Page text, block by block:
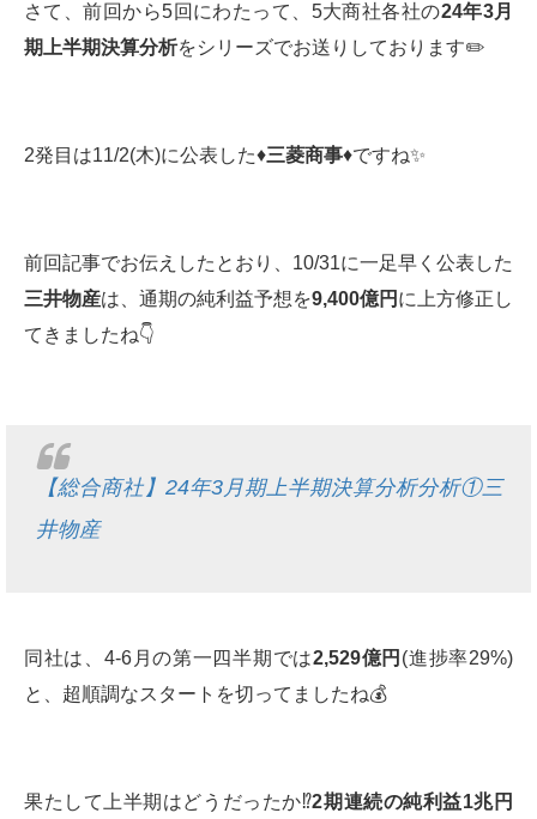
さて、前回から5回にわたって、5大商社各社の24年3月
期上半期決算分析をシリーズでお送りしております✏️
2発目は11/2(木)に公表した♦️三菱商事♦️ですね✨
前回記事でお伝えしたとおり、10/31に一足早く公表した
三井物産は、通期の純利益予想を9,400億円 に上方修正し
てきましたね👇
【総合商社】24年3月期上半期決算分析分析①三
井物産
同社は、4-6月の第一四半期では2,529億円 (進捗率29%)
と、超順調なスタートを切ってましたね💰
果たして上半期はどうだったか⁉️2期連続の純利益1兆円